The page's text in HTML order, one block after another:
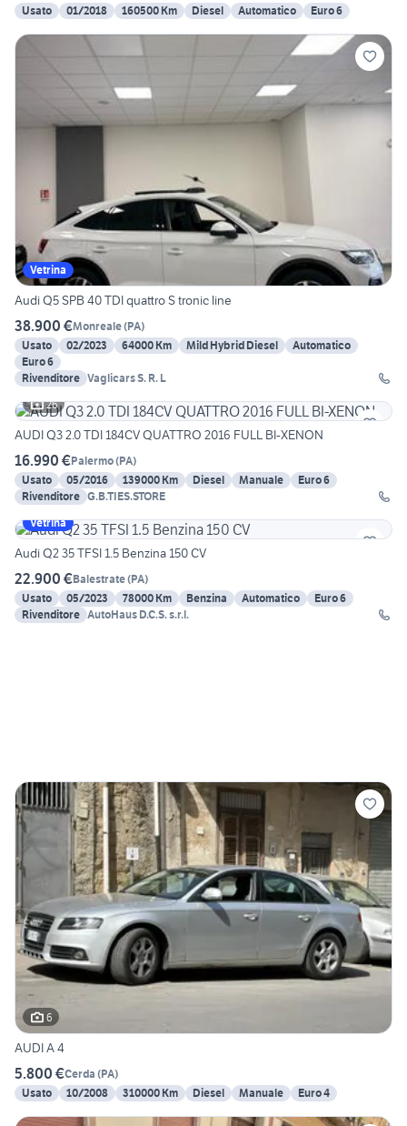
Usato 01/2018 160500 Km Diesel Automatico Euro 6
Vetrina
Audi Q5 SPB 40 TDI quattro S tronic line
38.900 €Monreale(PA)
Usato
02/2023 64000 Km Mild Hybrid Diesel
Automatico
Euro 6
Rivenditore Vaglicars S. R. L
26
AUDI Q3 2.0 TDI 184CV QUATTRO 2016 FULL BI-XENON
16.990 €Palermo(PA)
Usato
05/2016 139000 Km Diesel Manuale
Euro 6
Rivenditore G.B.TIES.STORE
Vetrina
Audi Q2 35 TFSI 1.5 Benzina 150 CV
22.900 €Balestrate(PA)
Usato
05/2023 78000 Km Benzina Automatico
Euro 6
Rivenditore AutoHaus D.C.S. s.r.l.
6
AUDI A 4
5.800 €Cerda (PA)
Usato
10/2008 310000 Km Diesel Manuale Euro 4